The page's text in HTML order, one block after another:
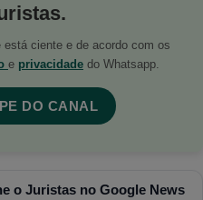
está ciente e de acordo com os
e privacidade do Whatsapp.
DO CANAL
o Juristas no Google News